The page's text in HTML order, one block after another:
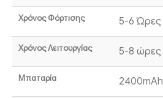
Χρόνος Φόρτισης 5-6 Ώρες
Χρόνος Λειτουργίας 5-8 ώρες
Μπαταρία 2400mAh